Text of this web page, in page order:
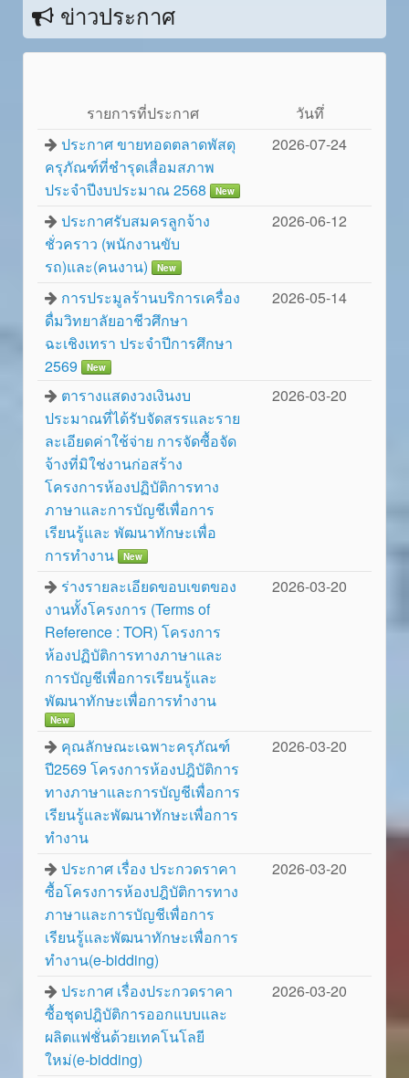
ข่าวประกาศ
รายการที่ประกาศ
วันทึ่
ประกาศ ขายทอดตลาดพัสดุ
ครุภัณฑ์ที่ชำรุดเสื่อมสภาพ
ประจำปีงบประมาณ 2568
New
2026-07-24
ประกาศรับสมครลูกจ้าง
ชั่วคราว (พนักงานขับ
รถ)และ(คนงาน)
New
2026-06-12
การประมูลร้านบริการเครื่อง
ดื่มวิทยาลัยอาชีวศึกษา
ฉะเชิงเทรา ประจำปีการศึกษา
2569
New
2026-05-14
ตารางแสดงวงเงินงบ
ประมาณที่ได้รับจัดสรรและราย
ละเอียดค่าใช้จ่าย การจัดซื้อจัด
จ้างที่มิใช่งานก่อสร้าง
โครงการห้องปฏิบัติการทาง
ภาษาและการบัญชีเพื่อการ
เรียนรู้และ พัฒนาทักษะเพื่อ
การทำงาน
New
2026-03-20
ร่างรายละเอียดขอบเขตของ
งานทั้งโครงการ (Terms of
Reference : TOR) โครงการ
ห้องปฏิบัติการทางภาษาและ
การบัญชีเพื่อการเรียนรู้และ
พัฒนาทักษะเพื่อการทำงาน
New
2026-03-20
คุณลักษณะเฉพาะครุภัณฑ์
ปี2569 โครงการห้องปฎิบัติการ
ทางภาษาและการบัญชีเพื่อการ
เรียนรู้และพัฒนาทักษะเพื่อการ
ทำงาน
2026-03-20
ประกาศ เรื่อง ประกวดราคา
ซื้อโครงการห้องปฎิบัติการทาง
ภาษาและการบัญชีเพื่อการ
เรียนรู้และพัฒนาทักษะเพื่อการ
ทำงาน(e-bidding)
2026-03-20
ประกาศ เรื่องประกวดราคา
ซื้อชุดปฎิบัติการออกแบบและ
ผลิตแฟชั่นด้วยเทคโนโลยี
ใหม่(e-bidding)
2026-03-20